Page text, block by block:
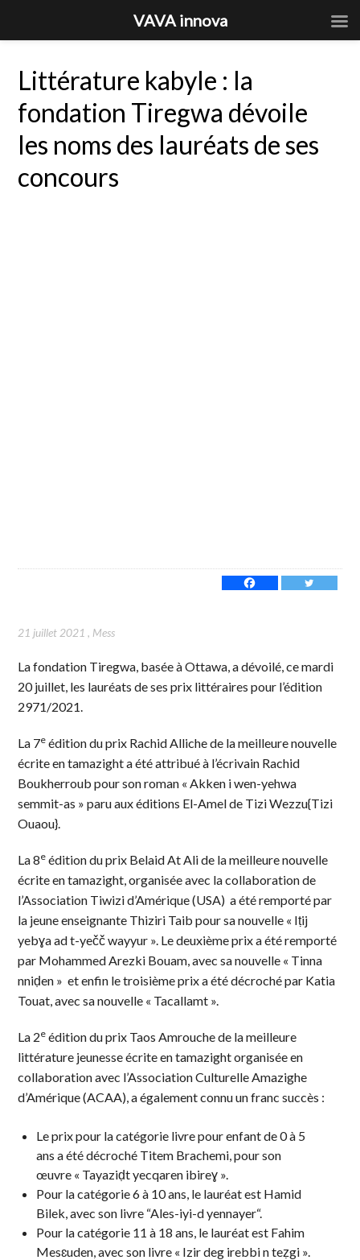
Littérature kabyle : la
fondation Tiregwa dévoile
les noms des lauréats de ses
concours
21 juillet 2021 , Mess
La fondation Tiregwa, basée à Ottawa, a dévoilé, ce mardi
20 juillet, les lauréats de ses prix littéraires pour l’édition
2971/2021.
La 7e édition du prix Rachid Alliche de la meilleure nouvelle
écrite en tamazight a été attribué à l’écrivain Rachid
Boukherroub pour son roman « Akken i wen-yehwa
semmit-as » paru aux éditions El-Amel de Tizi Wezzu{Tizi
Ouaou}.
La 8e édition du prix Belaid At Ali de la meilleure nouvelle
écrite en tamazight, organisée avec la collaboration de
l’Association Tiwizi d’Amérique (USA) a été remporté par
la jeune enseignante Thiziri Taib pour sa nouvelle « Iṭij
yebɣa ad t-yečč wayyur ». Le deuxième prix a été remporté
par Mohammed Arezki Bouam, avec sa nouvelle « Tinna
nniḍen » et enfin le troisième prix a été décroché par Katia
Touat, avec sa nouvelle « Tacallamt ».
La 2e édition du prix Taos Amrouche de la meilleure
littérature jeunesse écrite en tamazight organisée en
collaboration avec l’Association Culturelle Amazighe
d’Amérique (ACAA), a également connu un franc succès :
Le prix pour la catégorie livre pour enfant de 0 à 5
ans a été décroché Titem Brachemi, pour son
œuvre « Tayaziḍt yecqaren ibireɣ ».
Pour la catégorie 6 à 10 ans, le lauréat est Hamid
Bilek, avec son livre “Ales-iyi-d yennayer“.
Pour la catégorie 11 à 18 ans, le lauréat est Fahim
Mesɛuden, avec son livre « Izir deg irebbi n teẓgi ».
VAVA innova